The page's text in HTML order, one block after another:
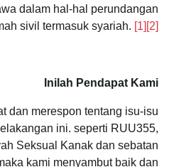
dalam hal-hal perundangan
sivil termasuk syariah. [1] [2]
Inilah Pendapat Kami
dan merespon tentang isu-isu
ini. seperti RUU355,
Seksual Kanak dan sebatan
kami menyambut baik dan